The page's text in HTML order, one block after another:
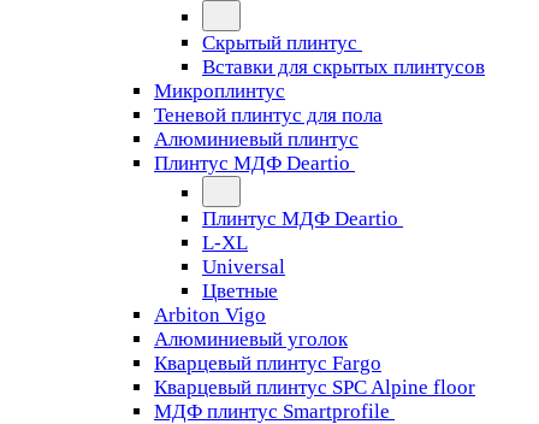
Скрытый плинтус
Вставки для скрытых плинтусов
Микроплинтус
Теневой плинтус для пола
Алюминиевый плинтус
Плинтус МДФ Deartio
Плинтус МДФ Deartio
L-XL
Universal
Цветные
Arbiton Vigo
Алюминиевый уголок
Кварцевый плинтус Fargo
Кварцевый плинтус SPC Alpine floor
МДФ плинтус Smartprofile